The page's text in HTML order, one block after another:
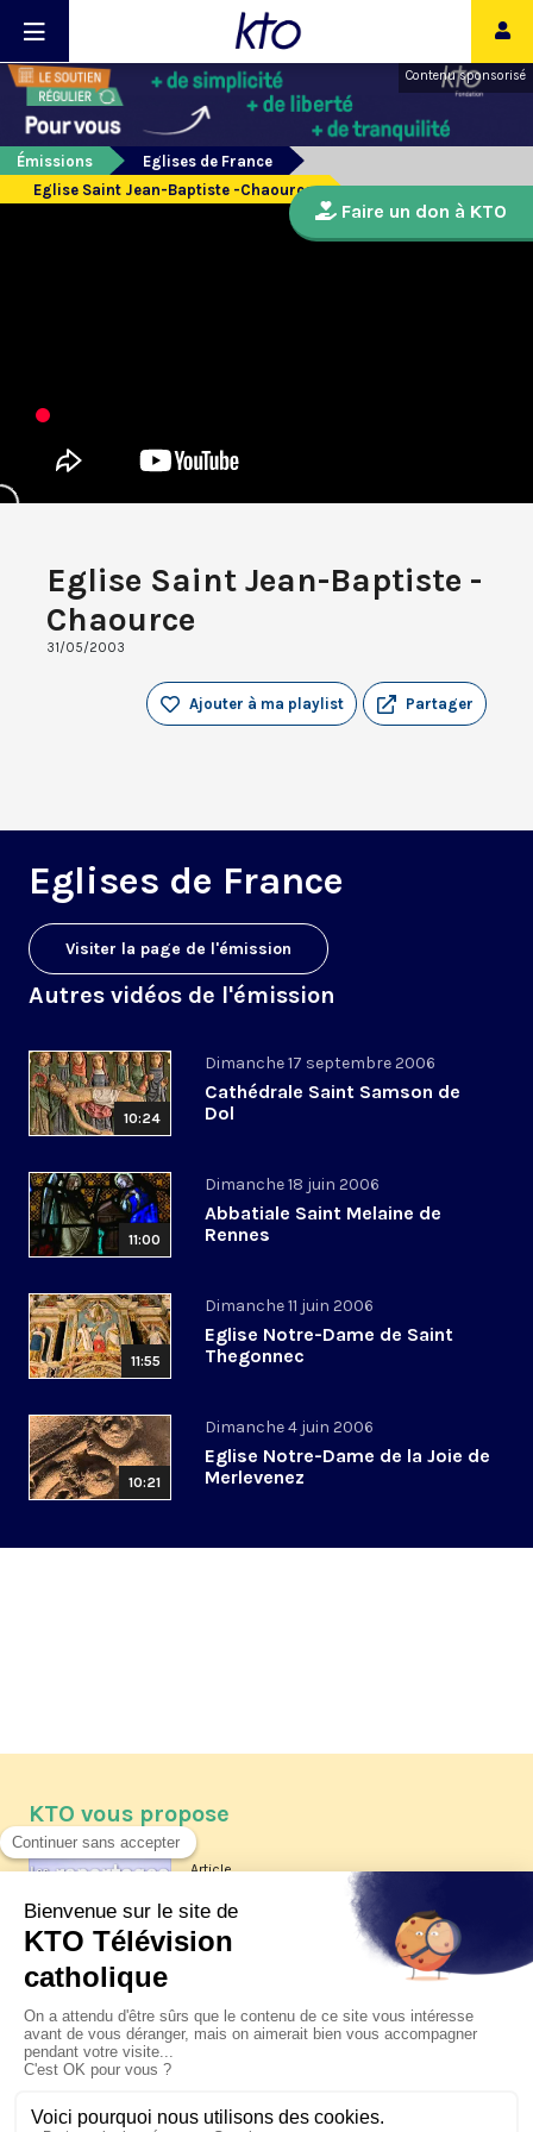
Contenu sponsorisé
Émissions
Eglises de France
Eglise Saint Jean-Baptiste -Chaource
Eglise Saint Jean-Baptiste -
Chaource
31/05/2003
Partager
Ajouter à ma playlist
Eglises de France
Visiter la page de l'émission
Autres vidéos de l'émission
10:24
Dimanche 17 septembre 2006
Cathédrale Saint Samson de
Dol
11:00
Dimanche 18 juin 2006
Abbatiale Saint Melaine de
Rennes
11:55
Dimanche 11 juin 2006
Eglise Notre-Dame de Saint
Thegonnec
10:21
Dimanche 4 juin 2006
Eglise Notre-Dame de la Joie de
Merlevenez
Faire un don à KTO
KTO vous propose
Article
Les reportages d'été 2026 de KTO
La visite pastorale du pape Léon
XIV à Assise à suivre sur KTO le
jeudi 6 août
Le pape en Uruguay, Argentine et